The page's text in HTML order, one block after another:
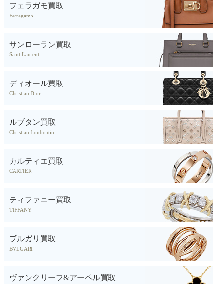
フェラガモ買取
Ferragamo
サンローラン買取
Saint Laurent
ディオール買取
Christian Dior
ルブタン買取
Christian Louboutin
カルティエ買取
CARTIER
ティファニー買取
TIFFANY
ブルガリ買取
BVLGARI
ヴァンクリーフ&アーペル買取